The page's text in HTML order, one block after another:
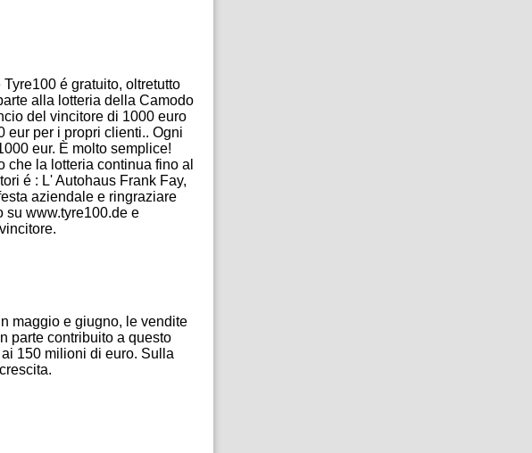
é gratuito, oltretutto
alla lotteria della Camodo
del vincitore di 1000 euro
eur per i propri clienti.. Ogni
eur. È molto semplice!
la lotteria continua fino al
é : L' Autohaus Frank Fay,
aziendale e ringraziare
su www.tyre100.de e
maggio e giugno, le vendite
parte contribuito a questo
150 milioni di euro. Sulla